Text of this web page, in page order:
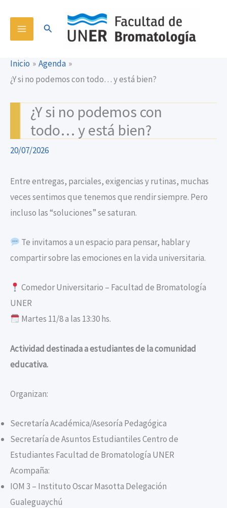
contenido
Buscar
Inicio
Agenda
¿Y si no podemos con todo… y está bien?
¿Y si no podemos con
todo… y está bien?
20/07/2026
Entre entregas, parciales, exigencias y rutinas, muchas
veces sentimos que tenemos que rendir siempre. Pero
incluso las “soluciones” se saturan.
Te invitamos a un espacio para pensar, hablar y
compartir sobre las emociones en la vida universitaria.
Comedor Universitario – Facultad de Bromatología
UNER
Martes 11/8 a las 13:30 hs.
Actividad destinada a estudiantes de la comunidad
educativa.
Organizan:
Secretaría Académica/Asesoría Pedagógica
Secretaría de Asuntos Estudiantiles Centro de
Estudiantes Facultad de Bromatología UNER
Acompaña:
IOM 3 – Instituto Oscar Masotta Delegación
Gualeguaychú